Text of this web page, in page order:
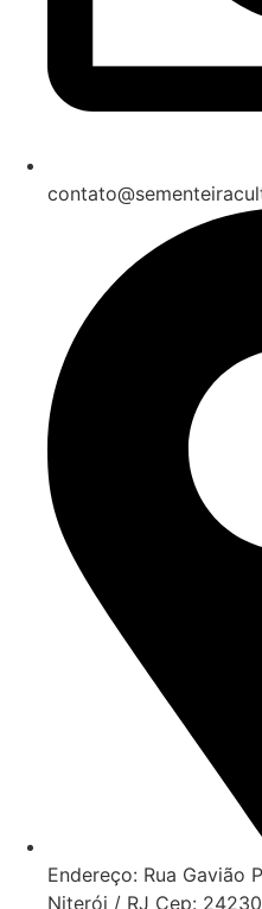
Endereço: Rua Gavião
Niterói / RJ Cep: